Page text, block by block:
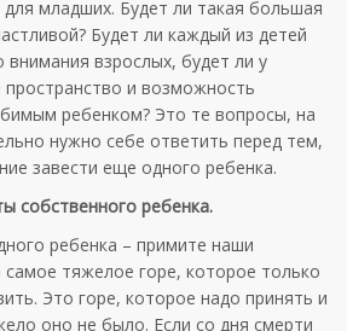
младших. Будет ли такая большая
Будет ли каждый из детей
внимания взрослых, будет ли у
и возможность
ребенком? Это те вопросы, на
нужно себе ответить перед тем,
завести еще одного ребенка.
собственного ребенка.
ребенка – примите наши
тяжелое горе, которое только
Это горе, которое надо принять и
оно не было. Если со дня смерти